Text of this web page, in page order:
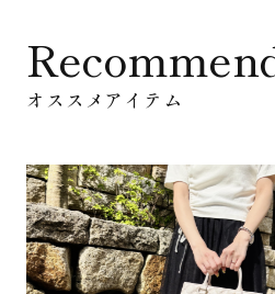
オススメアイテム